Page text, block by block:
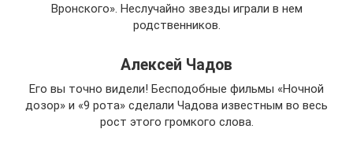
Вронского». Неслучайно звезды играли в нем
родственников.
Алексей Чадов
Его вы точно видели! Бесподобные фильмы «Ночной
дозор» и «9 рота» сделали Чадова известным во весь
рост этого громкого слова.